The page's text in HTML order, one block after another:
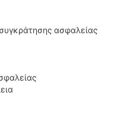
ασφαλείας